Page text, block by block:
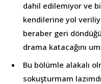
dahil edilemiyor ve
kendilerine yol
beraber geri
drama katacağını
Bu bölümle alakalı
sokuşturmam